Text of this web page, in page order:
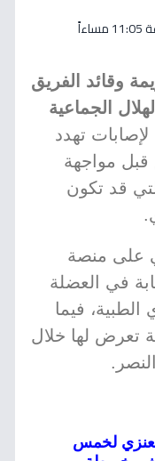
وقائد الفريق
الجماعية
تهدد
قبل مواجهة
قد تكون
على منصة
في العضلة
فيما
تعرض لها خلال
لخمس